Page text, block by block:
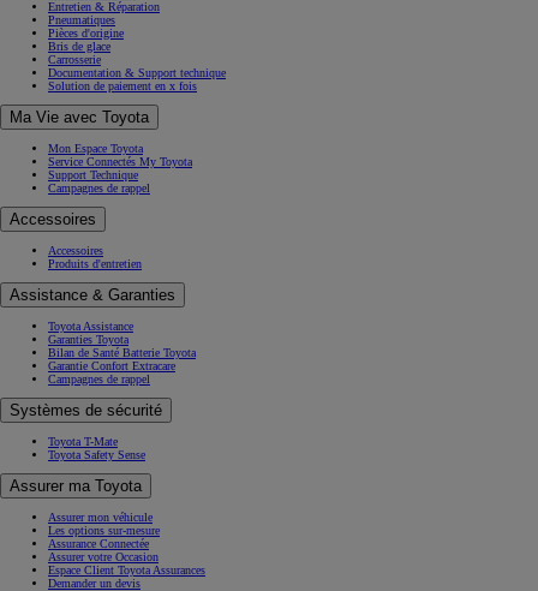
Entretien & Réparation
Pneumatiques
Pièces d'origine
Bris de glace
Carrosserie
Documentation & Support technique
Solution de paiement en x fois
Ma Vie avec Toyota
Mon Espace Toyota
Service Connectés My Toyota
Support Technique
Campagnes de rappel
Accessoires
Accessoires
Produits d'entretien
Assistance & Garanties
Toyota Assistance
Garanties Toyota
Bilan de Santé Batterie Toyota
Garantie Confort Extracare
Campagnes de rappel
Systèmes de sécurité
Toyota T-Mate
Toyota Safety Sense
Assurer ma Toyota
Assurer mon véhicule
Les options sur-mesure
Assurance Connectée
Assurer votre Occasion
Espace Client Toyota Assurances
Demander un devis